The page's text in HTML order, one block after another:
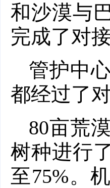
和沙漠与
完成了对接
管护中
都经过了
80亩荒
树种进行
至75%。